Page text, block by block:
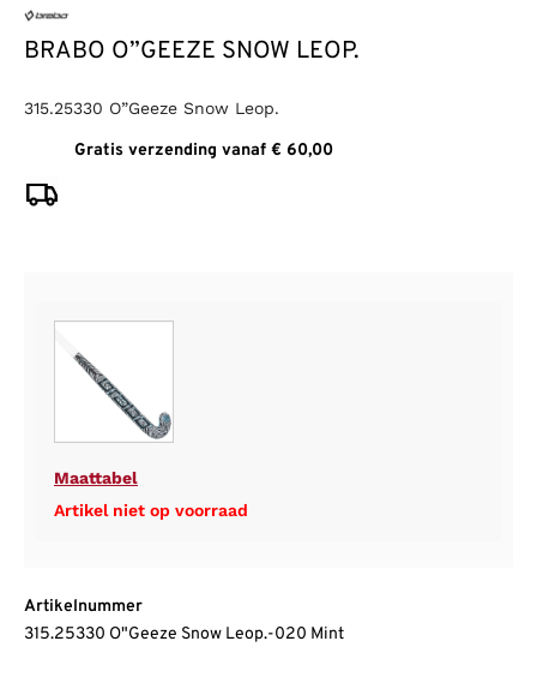
BRABO O”GEEZE SNOW LEOP.
315.25330 O”Geeze Snow Leop.
Gratis verzending vanaf € 60,00
Maattabel
Artikel niet op voorraad
Artikelnummer
315.25330 O"Geeze Snow Leop.-020 Mint